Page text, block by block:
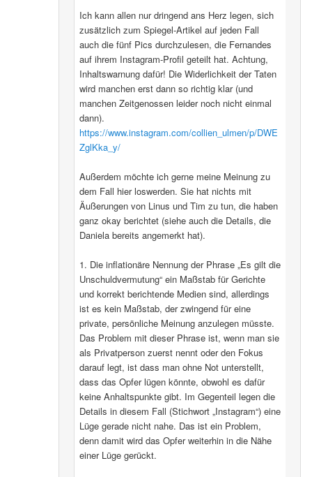
Ich kann allen nur dringend ans Herz legen, sich
zusätzlich zum Spiegel-Artikel auf jeden Fall
auch die fünf Pics durchzulesen, die Fernandes
auf ihrem Instagram-Profil geteilt hat. Achtung,
Inhaltswarnung dafür! Die Widerlichkeit der Taten
wird manchen erst dann so richtig klar (und
manchen Zeitgenossen leider noch nicht einmal
dann).
https://www.instagram.com/collien_ulmen/p/DWE
ZglKka_y/
Außerdem möchte ich gerne meine Meinung zu
dem Fall hier loswerden. Sie hat nichts mit
Äußerungen von Linus und Tim zu tun, die haben
ganz okay berichtet (siehe auch die Details, die
Daniela bereits angemerkt hat).
1. Die inflationäre Nennung der Phrase „Es gilt die
Unschuldvermutung“ ein Maßstab für Gerichte
und korrekt berichtende Medien sind, allerdings
ist es kein Maßstab, der zwingend für eine
private, persönliche Meinung anzulegen müsste.
Das Problem mit dieser Phrase ist, wenn man sie
als Privatperson zuerst nennt oder den Fokus
darauf legt, ist dass man ohne Not unterstellt,
dass das Opfer lügen könnte, obwohl es dafür
keine Anhaltspunkte gibt. Im Gegenteil legen die
Details in diesem Fall (Stichwort „Instagram“) eine
Lüge gerade nicht nahe. Das ist ein Problem,
denn damit wird das Opfer weiterhin in die Nähe
einer Lüge gerückt.